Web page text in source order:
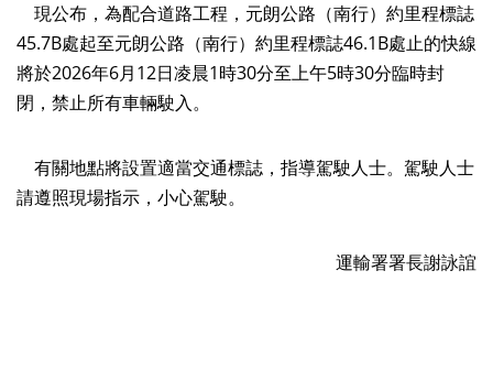
現公布，為配合道路工程，元朗公路（南行）約里程標誌
45.7B處起至元朗公路（南行）約里程標誌46.1B處止的快線
將於2026年6月12日凌晨1時30分至上午5時30分臨時封
閉，禁止所有車輛駛入。
有關地點將設置適當交通標誌，指導駕駛人士。駕駛人士
請遵照現場指示，小心駕駛。
運輸署署長謝詠誼